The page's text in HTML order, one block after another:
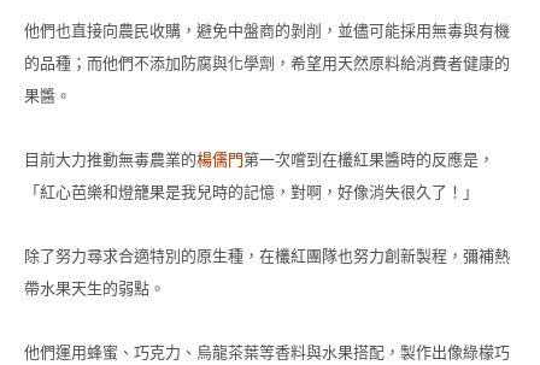
他們也直接向農民收購，避免中盤商的剝削，並儘可能採用無毒與有機
的品種；而他們不添加防腐與化學劑，希望用天然原料給消費者健康的
果醬。
目前大力推動無毒農業的楊儒門第一次嚐到在欉紅果醬時的反應是，
「紅心芭樂和燈籠果是我兒時的記憶，對啊，好像消失很久了！」
除了努力尋求合適特別的原生種，在欉紅團隊也努力創新製程，彌補熱
帶水果天生的弱點。
他們運用蜂蜜、巧克力、烏龍茶葉等香料與水果搭配，製作出像綠檬巧